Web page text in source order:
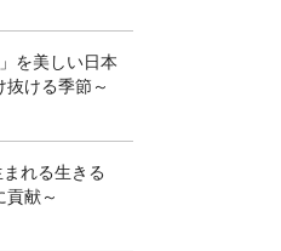
を美しい日本
ける季節～
れる生きる
献～